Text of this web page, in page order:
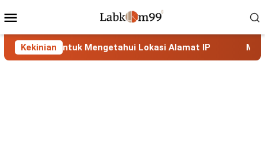
to
Menu
Kekinianuntuk Mengetahui Lokasi Alamat IP